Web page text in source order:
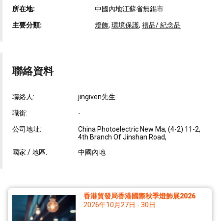
所在地: 中國內地江蘇省無錫市
主要分類: 燈飾, 環境保護, 禮品/ 紀念品
聯絡資料
聯絡人: jingiven先生
職銜: -
公司地址:
China Photoelectric New Ma, (4-2) 11-2,
4th Branch Of Jinshan Road,
國家 / 地區:
中國內地
香港貿發局香港國際秋季燈飾展2026
2026年10月27日 - 30日